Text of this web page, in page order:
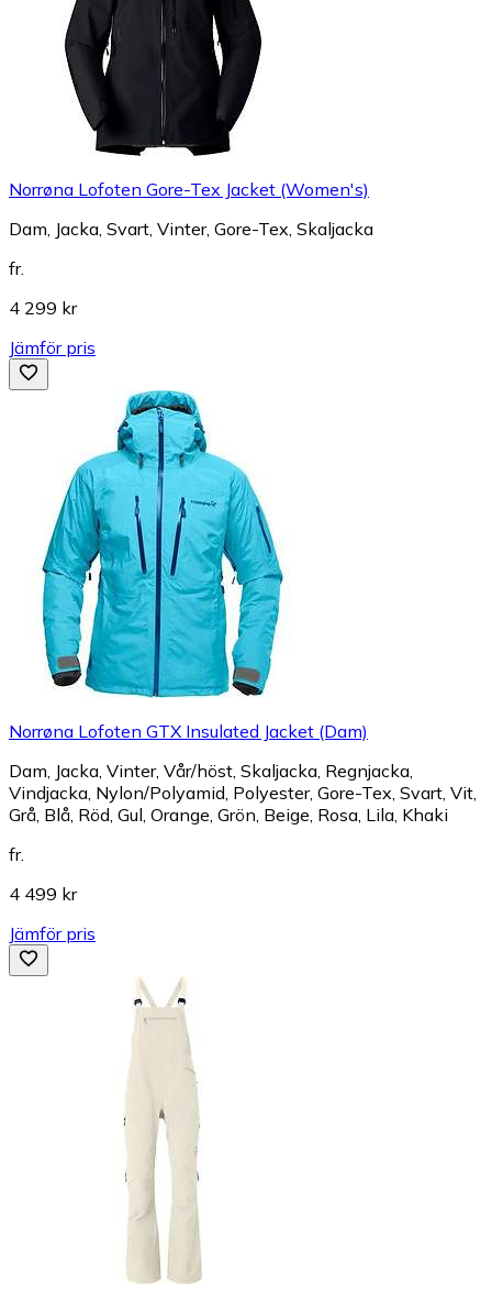
Norrøna Lofoten Gore-Tex Jacket (Women's)
Dam, Jacka, Svart, Vinter, Gore-Tex, Skaljacka
fr.
4 299 kr
Jämför pris
Norrøna Lofoten GTX Insulated Jacket (Dam)
Dam, Jacka, Vinter, Vår/höst, Skaljacka, Regnjacka,
Vindjacka, Nylon/Polyamid, Polyester, Gore-Tex, Svart, Vit,
Grå, Blå, Röd, Gul, Orange, Grön, Beige, Rosa, Lila, Khaki
fr.
4 499 kr
Jämför pris